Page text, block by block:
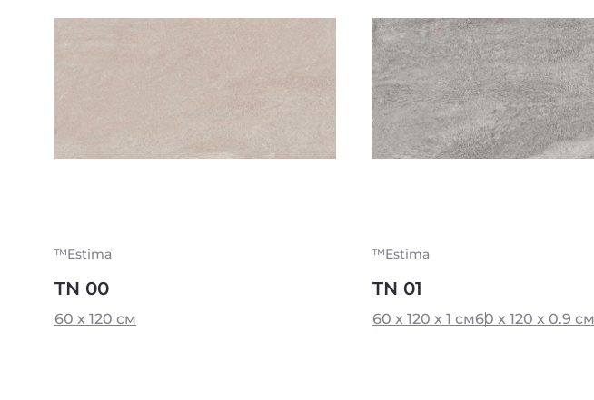
™Estima
TN 00
60 x 120 см
™Estima
TN 01
60 x 120 x 1 см60 x 120 x 0.9 см